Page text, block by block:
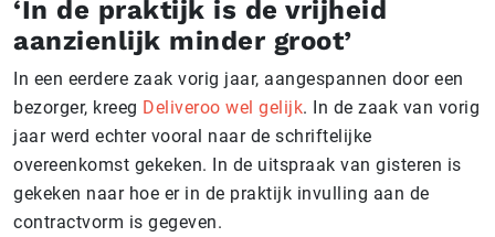
‘In de praktijk is de vrijheid
aanzienlijk minder groot’
In een eerdere zaak vorig jaar, aangespannen door een
bezorger, kreeg Deliveroo wel gelijk. In de zaak van vorig
jaar werd echter vooral naar de schriftelijke
overeenkomst gekeken. In de uitspraak van gisteren is
gekeken naar hoe er in de praktijk invulling aan de
contractvorm is gegeven.